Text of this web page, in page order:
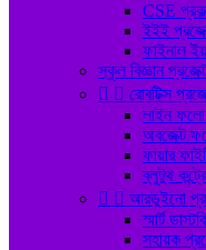
CSE
ইইই
ফাইনাল
স্কুল বিজ্ঞান
  রোবটিক্স
লাইন
অবজেক্ট
ফায়ার
ব্লুটুথ
  আরডুইনো
স্মার্ট
সহায়ক